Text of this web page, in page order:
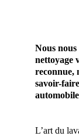
Nous
nettoyage
reconnue,
savoir-
L’art du